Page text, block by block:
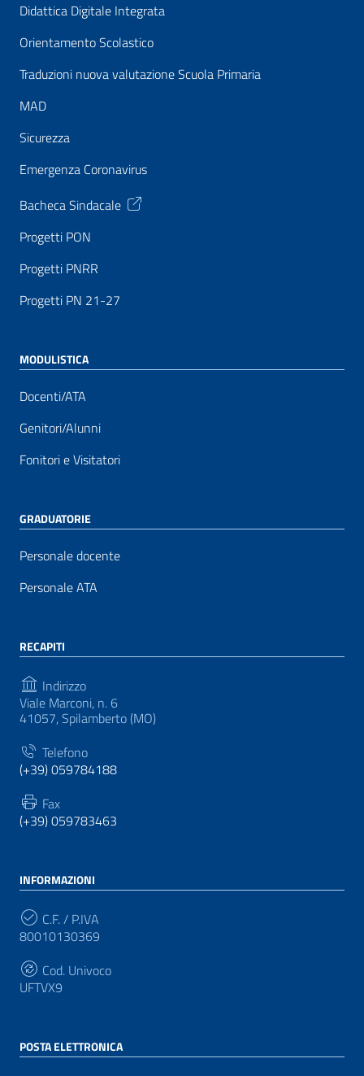
Didattica Digitale Integrata
Orientamento Scolastico
Traduzioni nuova valutazione Scuola Primaria
MAD
Sicurezza
Emergenza Coronavirus
Bacheca Sindacale
Progetti PON
Progetti PNRR
Progetti PN 21-27
MODULISTICA
Docenti/ATA
Genitori/Alunni
Fonitori e Visitatori
GRADUATORIE
Personale docente
Personale ATA
RECAPITI
Indirizzo
Viale Marconi, n. 6
41057, Spilamberto (MO)
Telefono
(+39) 059784188
Fax
(+39) 059783463
INFORMAZIONI
C.F. / P.IVA
80010130369
Cod. Univoco
UFTVX9
POSTA ELETTRONICA